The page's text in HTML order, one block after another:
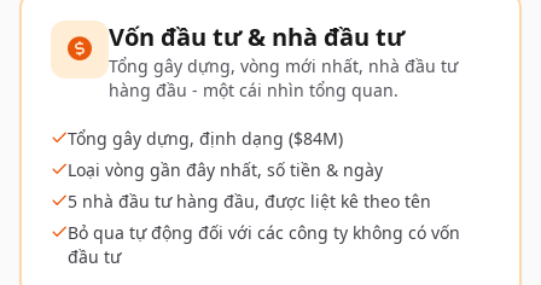
Vốn đầu tư & nhà đầu tư
Tổng gây dựng, vòng mới nhất, nhà đầu tư
hàng đầu - một cái nhìn tổng quan.
Tổng gây dựng, định dạng ($84M)
Loại vòng gần đây nhất, số tiền & ngày
5 nhà đầu tư hàng đầu, được liệt kê theo tên
Bỏ qua tự động đối với các công ty không có vốn
đầu tư